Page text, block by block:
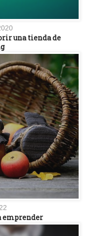
una tienda de
emprender